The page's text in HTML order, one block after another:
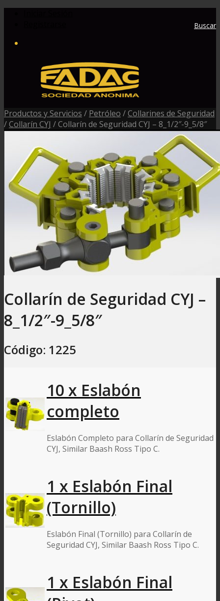
Buscar
Productos y Servicios / Petróleo /Collarines de Seguridad
/Collarín CYJ /Collarín de Seguridad CYJ – 8_1/2″-9_5/8″
Collarín de Seguridad CYJ –
8_1/2″-9_5/8″
Código: 1225
10 x Eslabón
completo
Eslabón Completo para Collarín de Seguridad
CYJ, Similar Baash Ross Tipo C.
1 x Eslabón Final
(Tornillo)
Eslabón Final (Tornillo) para Collarín de
Seguridad CYJ, Similar Baash Ross Tipo C.
1 x Eslabón Final